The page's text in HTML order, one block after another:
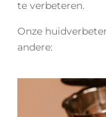
te verbeteren.
Onze
andere: